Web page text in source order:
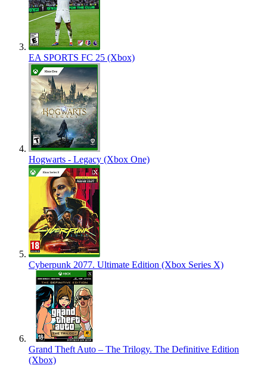
EA SPORTS FC 25 (Xbox)
Hogwarts - Legacy (Xbox One)
Cyberpunk 2077. Ultimate Edition (Xbox Series X)
Grand Theft Auto – The Trilogy. The Definitive Edition
(Xbox)